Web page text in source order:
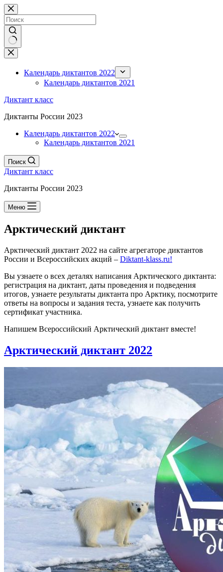
Перейти
к
сути
Ничего
не
найденоКалендарь диктантов 2022
Календарь диктантов 2021
Диктант класс
Диктанты России 2023
Календарь диктантов 2022
Календарь диктантов 2021
Поиск
Диктант класс
Диктанты России 2023
Меню
Арктический диктант
Арктический диктант 2022 на сайте агрегаторе диктантов
России и Всероссийских акций – Diktant-klass.ru!
Вы узнаете о всех деталях написания Арктического диктанта:
регистрация на диктант, даты проведения и подведения
итогов, узнаете результаты диктанта про Арктику, посмотрите
ответы на вопросы и задания теста, узнаете как получить
сертификат участника.
Напишем Всероссийский Арктический диктант вместе!
Арктический диктант 2022